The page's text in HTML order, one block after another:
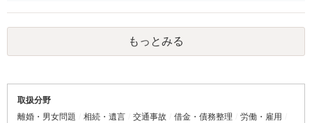
職金額から、婚姻時に退職した場合の退職金額を、控除して計算する
のが多くの事例でなされている計算方法かと思います。 実際に弁護士
にご相談なさるとよいと思います。もっとみる
取扱分野
離婚・男女問題
相続・遺言 交通事故 借金・債務整理
労働・雇用